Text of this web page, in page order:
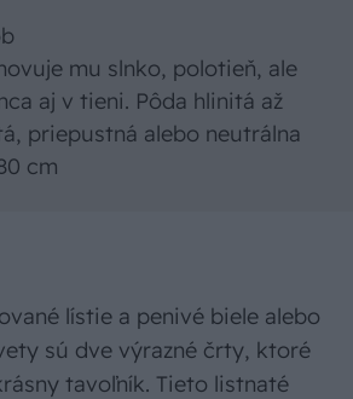
mu slnko, polotieň, ale
aj v tieni. Pôda hlinitá až
priepustná alebo neutrálna
cm
lístie a penivé biele alebo
sú dve výrazné črty, ktoré
tavoľník. Tieto listnaté